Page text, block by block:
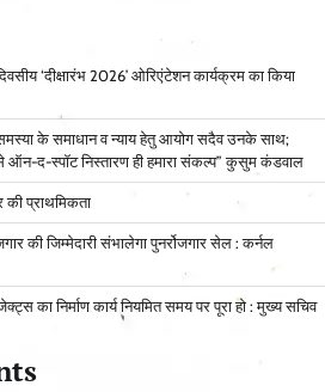
‘दीक्षारंभ 2026’ ओरिएंटेशन कार्यक्रम का किया
समस्या के समाधान व न्याय हेतु आयोग सदैव उनके साथ;
द-स्पॉट निस्तारण ही हमारा संकल्प” कुसुम कंडवाल
की प्राथमिकता
की जिम्मेदारी संभालेगा पुनर्रोजगार सेल : कर्नल
का निर्माण कार्य नियमित समय पर पूरा हो : मुख्य सचिव